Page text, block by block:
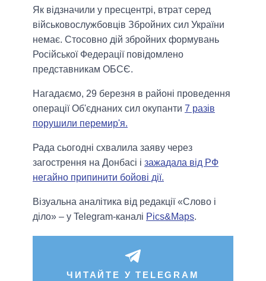
Як відзначили у пресцентрі, втрат серед
військовослужбовців Збройних сил України
немає. Стосовно дій збройних формувань
Російської Федерації повідомлено
представникам ОБСЄ.
Нагадаємо, 29 березня в районі проведення
операції Об'єднаних сил окупанти 7 разів
порушили перемир'я.
Рада сьогодні схвалила заяву через
загострення на Донбасі і зажадала від РФ
негайно припинити бойові дії.
Візуальна аналітика від редакції «Слово і
діло» – у Telegram-каналі Pics&Maps.
ЧИТАЙТЕ У TELEGRAM